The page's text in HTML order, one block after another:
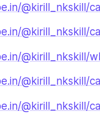
@kirill_nkskill/
@kirill_nkskill/
@kirill_nkskill/
@kirill_nkskill/
@kirill_nkskill/